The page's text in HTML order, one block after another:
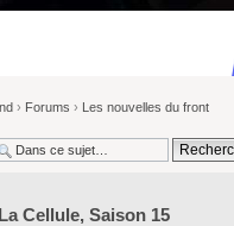
› Forums › Les nouvelles du front
Cellule, Saison 15